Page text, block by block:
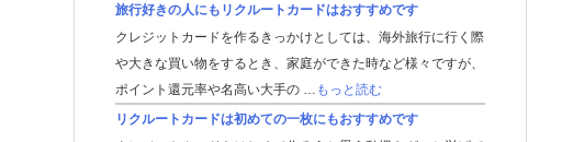
旅行好きの人にもリクルートカードはおすすめです
クレジットカードを作るきっかけとしては、海外旅行に行く際
や大きな買い物をするとき、家庭ができた時など様々ですが、
ポイント還元率や名高い大手の …
もっと読む
リクルートカードは初めての一枚にもおすすめです